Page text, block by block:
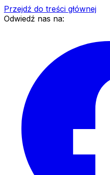
Przejdź do treści głównej
Odwiedź nas na: